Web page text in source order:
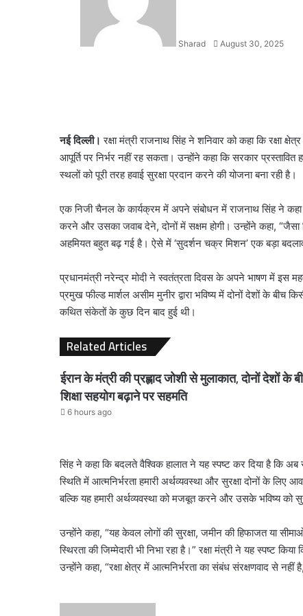
Sharad August 30, 2025
नई दिल्ली।रक्षा मंत्री राजनाथ सिंह ने शनिवार को कहा कि रक्षा
आपूर्ति पर निर्भर नहीं रह सकता। उन्होंने कहा कि सरकार
स्थलों को पूरी तरह हवाई सुरक्षा प्रदान करने की योजना बना रही है।
एक निजी चैनल के कार्यक्रम में अपने संबोधन में राजनाथ सिंह ने कहा
करने और उसका जवाब देने, दोनों में सक्षम होगी। उन्होंने कहा,
अहमियत बहुत बढ़ गई है। ऐसे में ‘सुदर्शन चक्र मिशन’ एक बड़ा बदलाव
प्रधानमंत्री नरेन्द्र मोदी ने स्वतंत्रता दिवस के अपने भाषण में इस
प्रमुख फील्ड मार्शल असीम मुनीर द्वारा भविष्य में दोनों देशों के बीच
कथित संकेतों के कुछ दिन बाद हुई थी।
Related Articles
ईरान के मंत्री की प्रह्लाद जोशी से मुलाकात, दोनों देशों के
शिक्षा सहयोग बढ़ाने पर सहमति
6 hours ago
सिंह ने कहा कि बदलते वैश्विक हालात ने यह स्पष्ट कर दिया है कि अब
स्थिति में आत्मनिर्भरता हमारी अर्थव्यवस्था और सुरक्षा दोनों के लिए
बल्कि यह हमारी अर्थव्यवस्था को मजबूत करने और उसके भविष्य को
उन्होंने कहा, “यह केवल लोगों की सुरक्षा, जमीन की हिफाजत या
स्थिरता की जिम्मेदारी भी निभा रहा है।” रक्षा मंत्री ने यह स्पष्ट
उन्होंने कहा, “रक्षा क्षेत्र में आत्मनिर्भरता का संबंध संरक्षणवाद से नहीं